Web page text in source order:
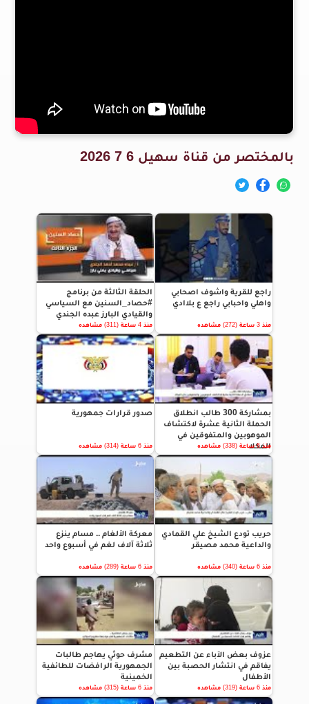
بالمختصر من قناة سهيل 6 7 2026
راجع للقرية واشوف اصحابي
واهلي واحبابي راجع ع بلاادي
منذ 3 ساعة (272) مشاهده
الحلقة الثالثة من برنامج
#حصاد_السنين مع السياسي
والقيادي البارز عبده الجندي
منذ 4 ساعة (311) مشاهده
بمشاركة 300 طالب انطلاق
الحملة الثانية عشرة لاكتشاف
الموهوبين والمتفوقين في
المكلا
منذ 6 ساعة (338) مشاهده
صدور قرارات جمهورية
منذ 6 ساعة (314) مشاهده
حريب تودع الشيخ علي القمادي
والداعية محمد مصيقر
منذ 6 ساعة (340) مشاهده
معركة الألغام .. مسام ينزع
ثلاثة آلاف لغم في أسبوع واحد
منذ 6 ساعة (289) مشاهده
عزوف بعض الآباء عن التطعيم
يفاقم في انتشار الحصبة بين
الأطفال
منذ 6 ساعة (319) مشاهده
مشرف حوثي يهاجم طالبات
الجمهورية الرافضات للطائفية
الخمينية
منذ 6 ساعة (315) مشاهده